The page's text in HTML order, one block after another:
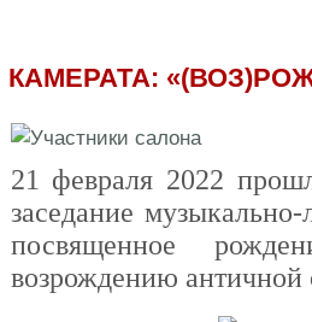
КАМЕРАТА:
21 февраля 2022
заседание
посвященное
возрождению античной